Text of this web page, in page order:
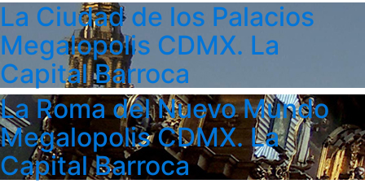
La Ciudad de los Palacios
Megalopolis CDMX. La
Capital Barroca
La Roma del Nuevo Mundo
Megalopolis CDMX. La
Capital Barroca